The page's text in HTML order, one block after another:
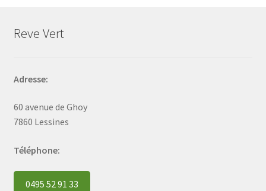
Reve Vert
Adresse:
60 avenue de Ghoy
7860 Lessines
Téléphone:
0495 52 91 33